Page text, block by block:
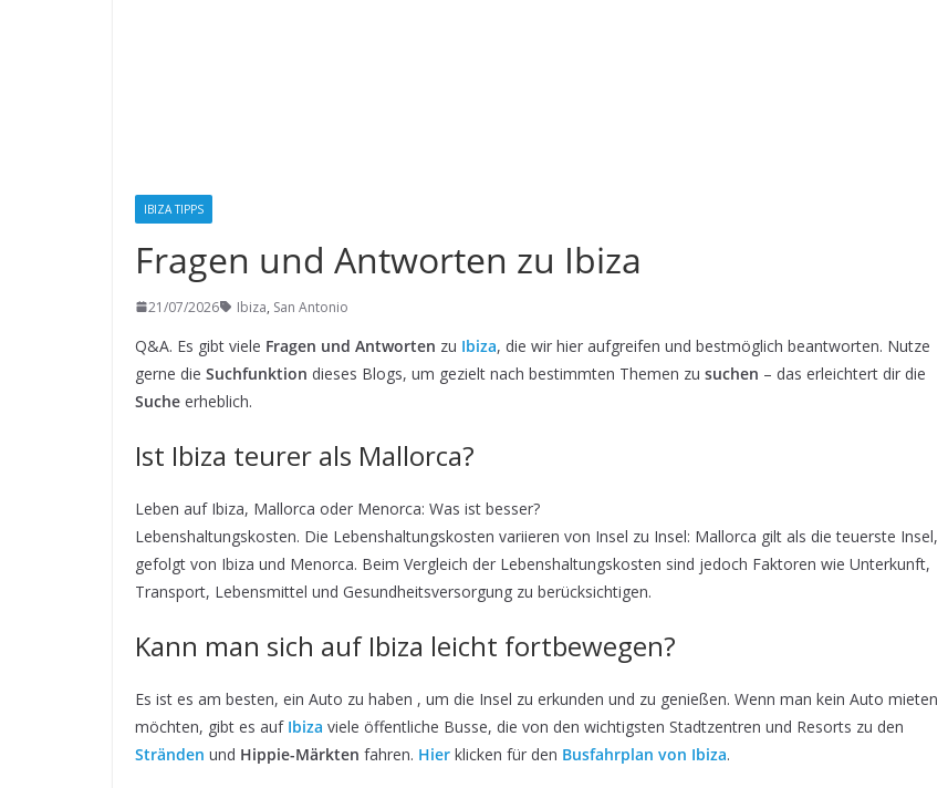
IBIZA TIPPS
Fragen und Antworten zu Ibiza
21/07/2026 Ibiza, San Antonio
Q&A. Es gibt viele Fragen und Antworten zu Ibiza, die wir hier aufgreifen und bestmöglich beantworten. Nutze
gerne die Suchfunktion dieses Blogs, um gezielt nach bestimmten Themen zu suchen – das erleichtert dir die
Suche erheblich.
Ist Ibiza teurer als Mallorca?
Leben auf Ibiza, Mallorca oder Menorca: Was ist besser?
Lebenshaltungskosten. Die Lebenshaltungskosten variieren von Insel zu Insel: Mallorca gilt als die teuerste Insel,
gefolgt von Ibiza und Menorca. Beim Vergleich der Lebenshaltungskosten sind jedoch Faktoren wie Unterkunft,
Transport, Lebensmittel und Gesundheitsversorgung zu berücksichtigen.
Kann man sich auf Ibiza leicht fortbewegen?
Es ist es am besten, ein Auto zu haben , um die Insel zu erkunden und zu genießen. Wenn man kein Auto mieten
möchten, gibt es auf Ibiza viele öffentliche Busse, die von den wichtigsten Stadtzentren und Resorts zu den
Stränden und Hippie-Märkten fahren. Hier klicken für den Busfahrplan von Ibiza.